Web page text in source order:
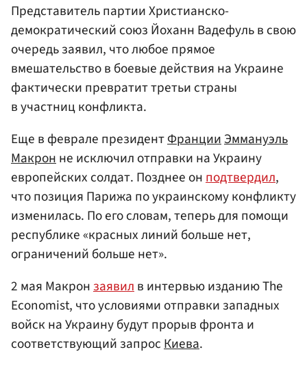
Представитель партии Христианско-
демократический союз Йоханн Вадефуль в свою
очередь заявил, что любое прямое
вмешательство в боевые действия на Украине
фактически превратит третьи страны
в участниц конфликта.
Еще в феврале президентФранцииЭммануэль
Макронне исключил отправки на Украину
европейских солдат. Позднее онподтвердил,
что позиция Парижа по украинскому конфликту
изменилась. По его словам, теперь для помощи
республике «красных линий больше нет,
ограничений больше нет».
2 мая Макронзаявилв интервью изданию The
Economist, что условиями отправки западных
войск на Украину будут прорыв фронта и
соответствующий запросКиева.